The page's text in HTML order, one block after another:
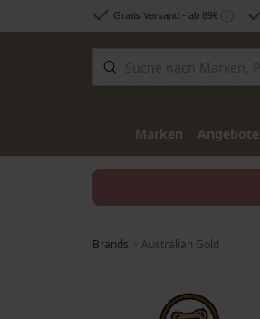
Zum Inhalt springenGratis Versand - ab 89€
Marken Angebote
Brands Australian Gold